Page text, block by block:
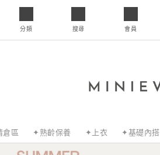
分類 搜尋 會員
倉區 ✦熟齡保養 ✦上衣 ✦基礎內搭